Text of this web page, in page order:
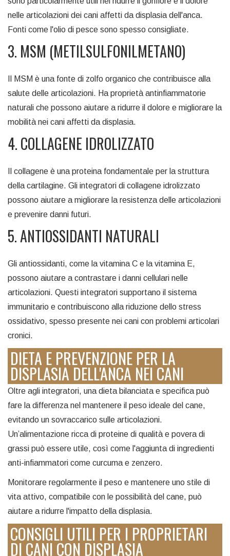
nelle articolazioni dei cani affetti da displasia dell'anca.
Fonti come l'olio di pesce sono spesso consigliate.
3. MSM (METILSULFONILMETANO)
Il MSM è una fonte di zolfo organico che contribuisce alla
salute delle articolazioni. Ha proprietà antinfiammatorie
naturali che possono aiutare a ridurre il dolore e migliorare la
mobilità nei cani affetti da displasia.
4. COLLAGENE IDROLIZZATO
Il collagene è una proteina fondamentale per la struttura
della cartilagine. Gli integratori di collagene idrolizzato
possono aiutare a migliorare la resistenza delle articolazioni
e prevenire danni futuri.
5. ANTIOSSIDANTI NATURALI
Gli antiossidanti, come la vitamina C e la vitamina E,
possono aiutare a contrastare i danni cellulari nelle
articolazioni. Questi integratori supportano il sistema
immunitario e contribuiscono alla riduzione dello stress
ossidativo, spesso presente nei cani con problemi articolari
cronici.
DIETA E PREVENZIONE PER LA
DISPLASIA DELL'ANCA NEI CANI
Oltre agli integratori, una dieta bilanciata e specifica può
fare la differenza nel mantenere il peso ideale del cane,
evitando un sovraccarico sulle articolazioni.
Un’alimentazione ricca di proteine di qualità e povera di
grassi può essere utile, così come l'aggiunta di ingredienti
anti-infiammatori come curcuma e zenzero.
Monitorare regolarmente il peso e mantenere uno stile di
vita attivo, compatibile con le possibilità del cane, può
aiutare a ridurre l'impatto della displasia.
CONSIGLI UTILI PER I PROPRIETARI
DI CANI CON DISPLASIA